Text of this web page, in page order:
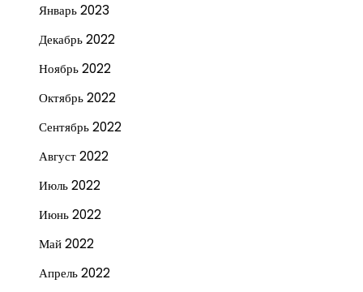
Январь 2023
Декабрь 2022
Ноябрь 2022
Октябрь 2022
Сентябрь 2022
Август 2022
Июль 2022
Июнь 2022
Май 2022
Апрель 2022